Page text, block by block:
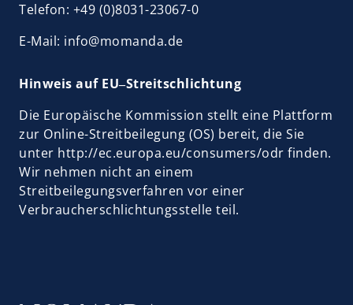
Telefon: +49 (0)8031-23067-0
E-Mail: info@momanda.de
Hinweis auf EU‒Streitschlichtung
Die Europäische Kommission stellt eine Plattform
zur Online-Streitbeilegung (OS) bereit, die Sie
unter http://ec.europa.eu/consumers/odr finden.
Wir nehmen nicht an einem
Streitbeilegungsverfahren vor einer
Verbraucherschlichtungsstelle teil.